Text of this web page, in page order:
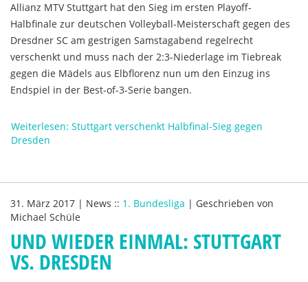
Allianz MTV Stuttgart hat den Sieg im ersten Playoff-
Halbfinale zur deutschen Volleyball-Meisterschaft gegen des
Dresdner SC am gestrigen Samstagabend regelrecht
verschenkt und muss nach der 2:3-Niederlage im Tiebreak
gegen die Mädels aus Elbflorenz nun um den Einzug ins
Endspiel in der Best-of-3-Serie bangen.
Weiterlesen: Stuttgart verschenkt Halbfinal-Sieg gegen
Dresden
31. März 2017 | News :: 1. Bundesliga | Geschrieben von
Michael Schüle
UND WIEDER EINMAL: STUTTGART
VS. DRESDEN